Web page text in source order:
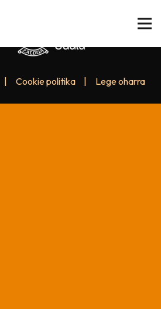
Cookie politika Lege oharra